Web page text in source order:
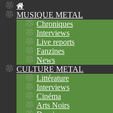
MUSIQUE METAL
Chroniques
Interviews
Live reports
Fanzines
News
CULTURE METAL
Littérature
Interviews
Cinéma
Arts Noirs